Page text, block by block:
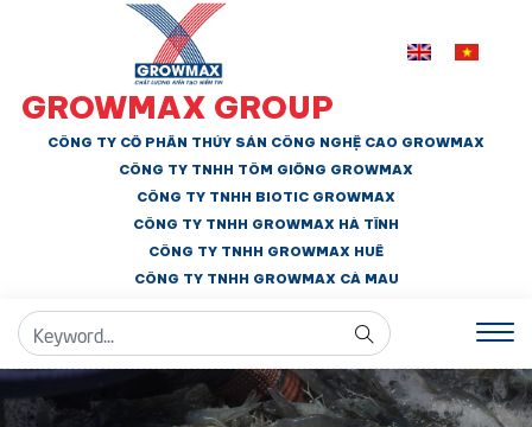
GROWMAX GROUP
CÔNG TY CỔ PHẦN THỦY SẢN CÔNG NGHỆ CAO GROWMAX
CÔNG TY TNHH TÔM GIỐNG GROWMAX
CÔNG TY TNHH BIOTIC GROWMAX
CÔNG TY TNHH GROWMAX HÀ TĨNH
CÔNG TY TNHH GROWMAX HUẾ
CÔNG TY TNHH GROWMAX CÀ MAU